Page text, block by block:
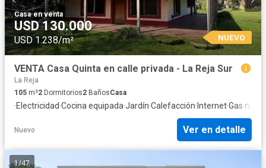
Casa·en venta
USD 130.000
USD 1.238/m² NUEVO
VENTA Casa Quinta en calle privada - La Reja Sur
La Reja
105 m²2 Dormitorios2 BañosCasa
·Electricidad·Cocina equipada·Jardín·Calefacción· Internet·Gas
Nuevo Ver en detalle
1/47